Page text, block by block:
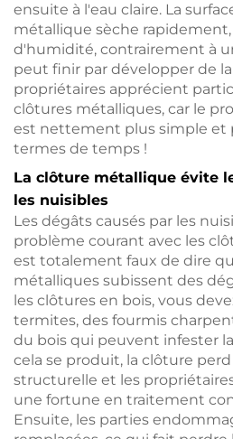
ensuite à l'eau claire. La
métallique sèche
d'humidité, contrairement à
peut finir par développer de
propriétaires apprécient
clôtures métalliques, car le
est nettement plus simple et
termes de temps !
La clôture métallique évite
les nuisibles
Les dégâts causés par les
problème courant avec les
est totalement faux de dire
métalliques subissent des
les clôtures en bois, vous
termites, des fourmis
du bois qui peuvent infester
cela se produit, la clôture
structurelle et les
une fortune en traitement
Ensuite, les parties